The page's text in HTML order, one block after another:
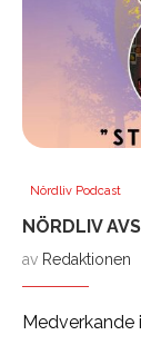
Nördliv Podcast
NÖRDLIV
av Redaktionen
Medverkande